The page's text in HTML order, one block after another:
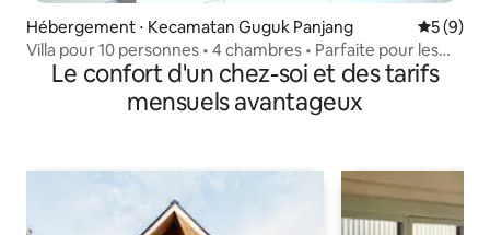
Hébergement ⋅ Kecamatan Guguk Panjang
5 (9)
Villa pour 10 personnes • 4 chambres • Parfaite pour les
groupes
Le confort d'un chez-soi et des tarifs
mensuels avantageux